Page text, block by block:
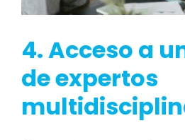
4. Acceso a
de expertos